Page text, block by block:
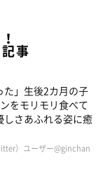
事
た」生後2カ月の子
をモリモリ食べて
しさあふれる姿に癒
）ユーザー@ginchan